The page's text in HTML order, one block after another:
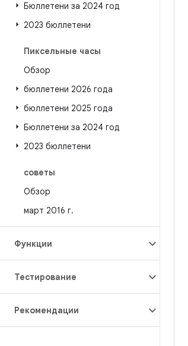
Бюллетени за 2024 год
2023 бюллетени
Пиксельные часы
Обзор
бюллетени 2026 года
бюллетени 2025 года
Бюллетени за 2024 год
2023 бюллетени
советы
Обзор
март 2016 г.
Функции
Тестирование
Рекомендации